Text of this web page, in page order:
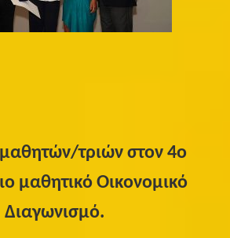
τριών στον 4ο
μαθητικό Οικονομικό
Διαγωνισμό.